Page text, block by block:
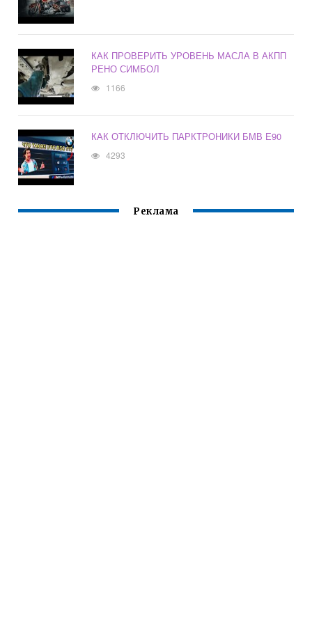
КАК ПРОВЕРИТЬ УРОВЕНЬ МАСЛА В АКПП
РЕНО СИМБОЛ
1166
КАК ОТКЛЮЧИТЬ ПАРКТРОНИКИ БМВ Е90
4293
Реклама